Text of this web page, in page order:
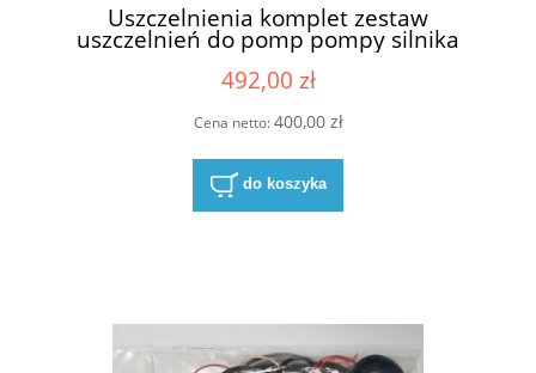
Uszczelnienia komplet zestaw
uszczelnień do pomp pompy silnika
Casappa KP30-83E3-R/B/L
492,00 zł
Cena netto:400,00 zł
do koszyka